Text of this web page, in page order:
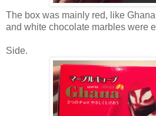
The box was mainly red, like
and white chocolate marbles were
Side.